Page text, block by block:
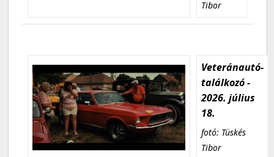
Tibor
Veteránautó-
találkozó -
2026. július
18.
fotó: Tüskés
Tibor